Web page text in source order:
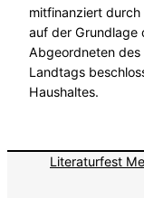
mitfinanziert durch
auf der Grundlage
Abgeordneten des
Landtags
Haushaltes.
Literaturfest